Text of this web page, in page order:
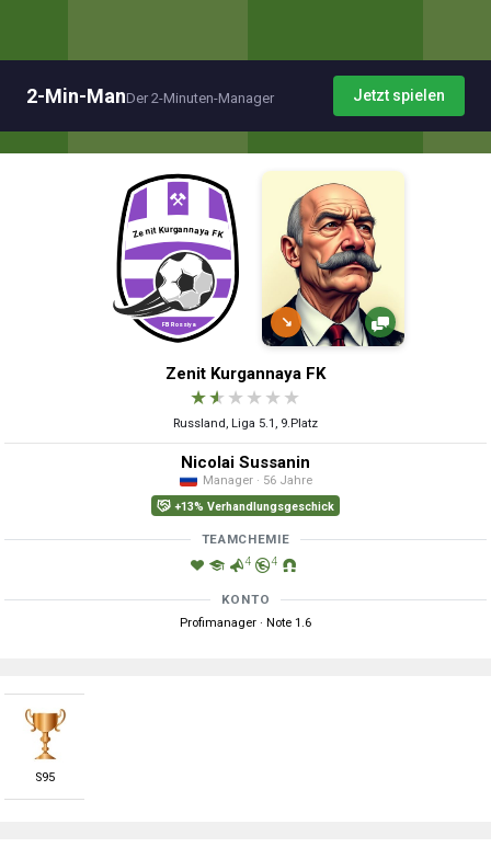
2-Min-ManDer 2-Minuten-Manager Jetzt spielen
↘
Zenit Kurgannaya FK
★★ ★ ★ ★ ★
Russland, Liga 5.1, 9.Platz
Nicolai Sussanin
Manager · 56 Jahre
+13% Verhandlungsgeschick
TEAMCHEMIE
4 4
KONTO
Profimanager · Note 1.6
S95